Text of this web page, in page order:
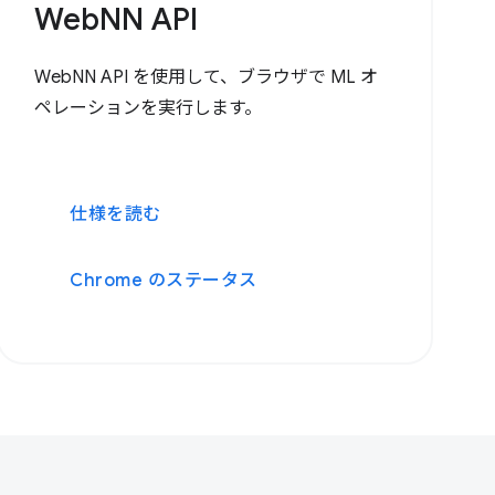
WebNN API
WebNN API を使用して、ブラウザで ML オ
ペレーションを実行します。
仕様を読む
Chrome のステータス